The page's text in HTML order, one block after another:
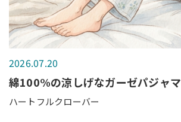
2026.07.20
綿100%の涼しげなガーゼパジャマ
ハートフルクローバー